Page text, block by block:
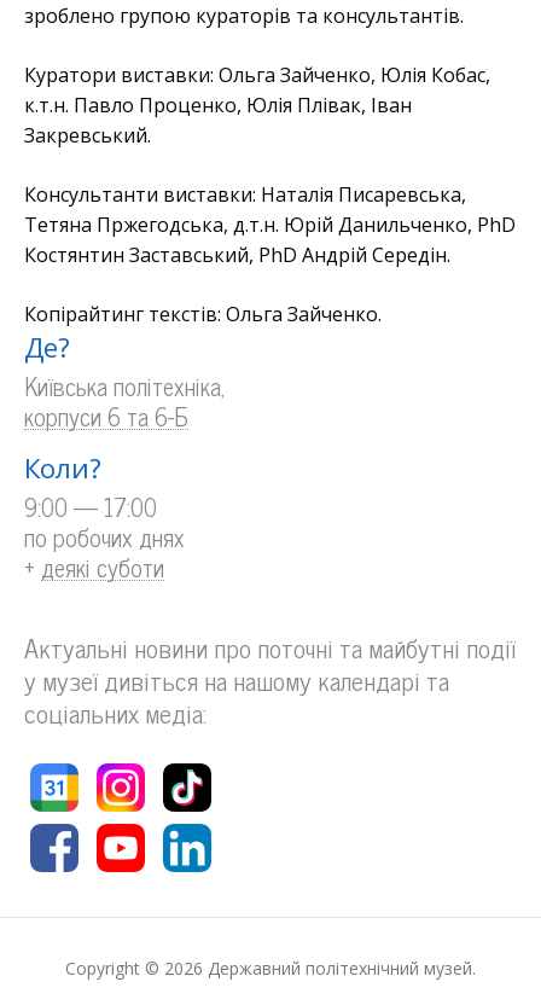
Де?
Київська політехніка,
корпуси 6 та 6-Б
Коли?
9:00 — 17:00
по робочих днях
+ деякі суботи
Актуальні новини про поточні та майбутні події
у музеї дивіться на нашому календарі та
соціальних медіа:
зроблено групою кураторів та консультантів.
Куратори виставки: Ольга Зайченко, Юлія Кобас,
к.т.н. Павло Проценко, Юлія Плівак, Іван
Закревський.
Консультанти виставки: Наталія Писаревська,
Тетяна Пржегодська, д.т.н. Юрій Данильченко, PhD
Костянтин Заставський, PhD Андрій Середін.
Копірайтинг текстів: Ольга Зайченко.
Copyright © 2026 Державний політехнічний музей.